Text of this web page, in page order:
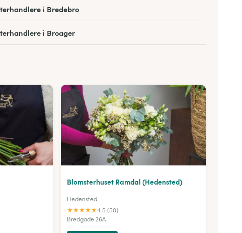
i Bredebro
i Broager
Blomsterhuset Ramdal (Hedensted)
Hedensted
★★★★★4.5 (50)
Bredgade 26A